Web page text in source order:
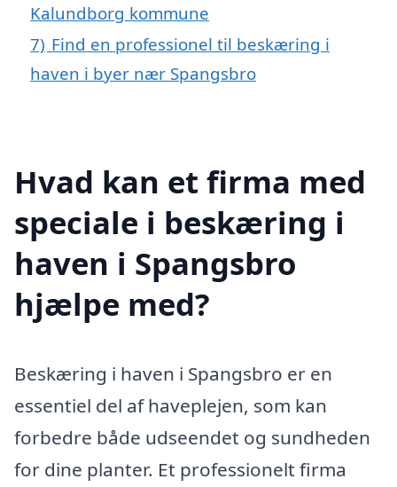
Kalundborg kommune
7) Find en professionel til beskæring i
haven i byer nær Spangsbro
Hvad kan et firma med
speciale i beskæring i
haven i Spangsbro
hjælpe med?
Beskæring i haven i Spangsbro er en
essentiel del af haveplejen, som kan
forbedre både udseendet og sundheden
for dine planter. Et professionelt firma